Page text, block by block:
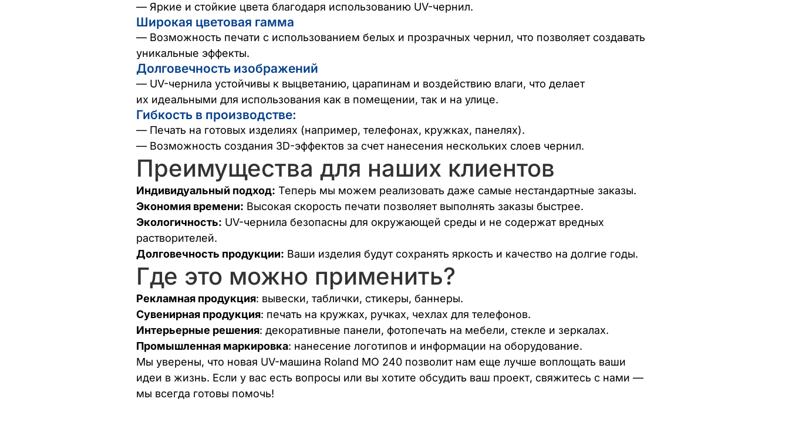
— Яркие и стойкие цвета благодаря использованию UV-чернил.
Широкая цветовая гамма
— Возможность печати с использованием белых и прозрачных чернил, что позволяет создавать
уникальные эффекты.
Долговечность изображений
— UV-чернила устойчивы к выцветанию, царапинам и воздействию влаги, что делает
их идеальными для использования как в помещении, так и на улице.
Гибкость в производстве:
— Печать на готовых изделиях (например, телефонах, кружках, панелях).
— Возможность создания 3D-эффектов за счет нанесения нескольких слоев чернил.
Преимущества для наших клиентов
Индивидуальный подход: Теперь мы можем реализовать даже самые нестандартные заказы.
Экономия времени: Высокая скорость печати позволяет выполнять заказы быстрее.
Экологичность: UV-чернила безопасны для окружающей среды и не содержат вредных
растворителей.
Долговечность продукции: Ваши изделия будут сохранять яркость и качество на долгие годы.
Где это можно применить?
Рекламная продукция: вывески, таблички, стикеры, баннеры.
Сувенирная продукция: печать на кружках, ручках, чехлах для телефонов.
Интерьерные решения: декоративные панели, фотопечать на мебели, стекле и зеркалах.
Промышленная маркировка: нанесение логотипов и информации на оборудование.
Мы уверены, что новая UV-машина Roland MO 240 позволит нам еще лучше воплощать ваши
идеи в жизнь. Если у вас есть вопросы или вы хотите обсудить ваш проект, свяжитесь с нами —
мы всегда готовы помочь!